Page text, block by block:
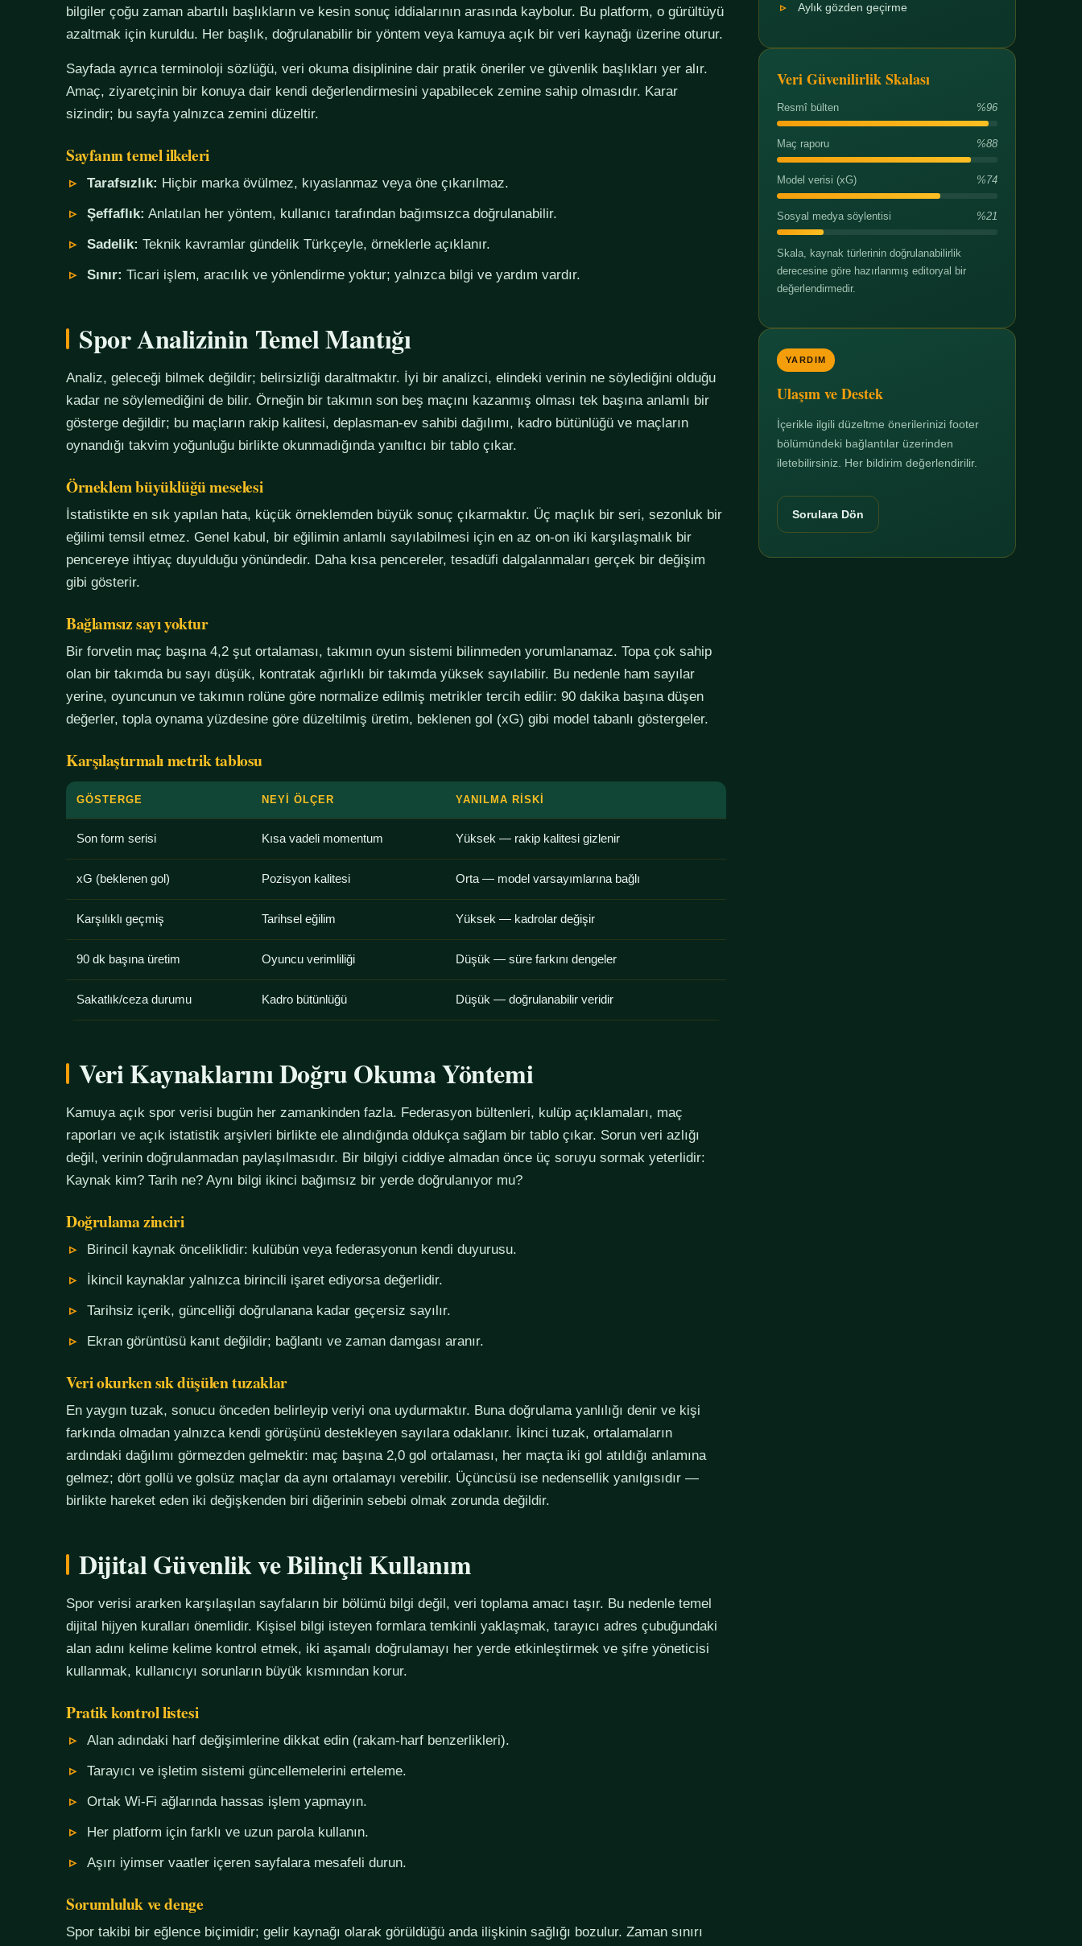
bilgiler çoğu zaman abartılı başlıkların ve kesin sonuç iddialarının arasında kaybolur. Bu platform, o gürültüyü
azaltmak için kuruldu. Her başlık, doğrulanabilir bir yöntem veya kamuya açık bir veri kaynağı üzerine oturur.
Sayfada ayrıca terminoloji sözlüğü, veri okuma disiplinine dair pratik öneriler ve güvenlik başlıkları yer alır.
Amaç, ziyaretçinin bir konuya dair kendi değerlendirmesini yapabilecek zemine sahip olmasıdır. Karar
sizindir; bu sayfa yalnızca zemini düzeltir.
Sayfanın temel ilkeleri
Tarafsızlık: Hiçbir marka övülmez, kıyaslanmaz veya öne çıkarılmaz.
Şeffaflık: Anlatılan her yöntem, kullanıcı tarafından bağımsızca doğrulanabilir.
Sadelik: Teknik kavramlar gündelik Türkçeyle, örneklerle açıklanır.
Sınır: Ticari işlem, aracılık ve yönlendirme yoktur; yalnızca bilgi ve yardım vardır.
Spor Analizinin Temel Mantığı
Analiz, geleceği bilmek değildir; belirsizliği daraltmaktır. İyi bir analizci, elindeki verinin ne söylediğini olduğu
kadar ne söylemediğini de bilir. Örneğin bir takımın son beş maçını kazanmış olması tek başına anlamlı bir
gösterge değildir; bu maçların rakip kalitesi, deplasman-ev sahibi dağılımı, kadro bütünlüğü ve maçların
oynandığı takvim yoğunluğu birlikte okunmadığında yanıltıcı bir tablo çıkar.
Örneklem büyüklüğü meselesi
İstatistikte en sık yapılan hata, küçük örneklemden büyük sonuç çıkarmaktır. Üç maçlık bir seri, sezonluk bir
eğilimi temsil etmez. Genel kabul, bir eğilimin anlamlı sayılabilmesi için en az on-on iki karşılaşmalık bir
pencereye ihtiyaç duyulduğu yönündedir. Daha kısa pencereler, tesadüfi dalgalanmaları gerçek bir değişim
gibi gösterir.
Bağlamsız sayı yoktur
Bir forvetin maç başına 4,2 şut ortalaması, takımın oyun sistemi bilinmeden yorumlanamaz. Topa çok sahip
olan bir takımda bu sayı düşük, kontratak ağırlıklı bir takımda yüksek sayılabilir. Bu nedenle ham sayılar
yerine, oyuncunun ve takımın rolüne göre normalize edilmiş metrikler tercih edilir: 90 dakika başına düşen
değerler, topla oynama yüzdesine göre düzeltilmiş üretim, beklenen gol (xG) gibi model tabanlı göstergeler.
Karşılaştırmalı metrik tablosu
GÖSTERGE NEYI ÖLÇER YANILMA RISKI
Son form serisi Kısa vadeli momentum Yüksek — rakip kalitesi gizlenir
xG (beklenen gol) Pozisyon kalitesi Orta — model varsayımlarına bağlı
Karşılıklı geçmiş Tarihsel eğilim Yüksek — kadrolar değişir
90 dk başına üretim Oyuncu verimliliği Düşük — süre farkını dengeler
Sakatlık/ceza durumu Kadro bütünlüğü Düşük — doğrulanabilir veridir
Veri Kaynaklarını Doğru Okuma Yöntemi
Kamuya açık spor verisi bugün her zamankinden fazla. Federasyon bültenleri, kulüp açıklamaları, maç
raporları ve açık istatistik arşivleri birlikte ele alındığında oldukça sağlam bir tablo çıkar. Sorun veri azlığı
değil, verinin doğrulanmadan paylaşılmasıdır. Bir bilgiyi ciddiye almadan önce üç soruyu sormak yeterlidir:
Kaynak kim? Tarih ne? Aynı bilgi ikinci bağımsız bir yerde doğrulanıyor mu?
Doğrulama zinciri
Birincil kaynak önceliklidir: kulübün veya federasyonun kendi duyurusu.
İkincil kaynaklar yalnızca birincili işaret ediyorsa değerlidir.
Tarihsiz içerik, güncelliği doğrulanana kadar geçersiz sayılır.
Ekran görüntüsü kanıt değildir; bağlantı ve zaman damgası aranır.
Veri okurken sık düşülen tuzaklar
En yaygın tuzak, sonucu önceden belirleyip veriyi ona uydurmaktır. Buna doğrulama yanlılığı denir ve kişi
farkında olmadan yalnızca kendi görüşünü destekleyen sayılara odaklanır. İkinci tuzak, ortalamaların
ardındaki dağılımı görmezden gelmektir: maç başına 2,0 gol ortalaması, her maçta iki gol atıldığı anlamına
gelmez; dört gollü ve golsüz maçlar da aynı ortalamayı verebilir. Üçüncüsü ise nedensellik yanılgısıdır —
birlikte hareket eden iki değişkenden biri diğerinin sebebi olmak zorunda değildir.
Dijital Güvenlik ve Bilinçli Kullanım
Spor verisi ararken karşılaşılan sayfaların bir bölümü bilgi değil, veri toplama amacı taşır. Bu nedenle temel
dijital hijyen kuralları önemlidir. Kişisel bilgi isteyen formlara temkinli yaklaşmak, tarayıcı adres çubuğundaki
alan adını kelime kelime kontrol etmek, iki aşamalı doğrulamayı her yerde etkinleştirmek ve şifre yöneticisi
kullanmak, kullanıcıyı sorunların büyük kısmından korur.
Pratik kontrol listesi
Alan adındaki harf değişimlerine dikkat edin (rakam-harf benzerlikleri).
Tarayıcı ve işletim sistemi güncellemelerini erteleme.
Ortak Wi-Fi ağlarında hassas işlem yapmayın.
Her platform için farklı ve uzun parola kullanın.
Aşırı iyimser vaatler içeren sayfalara mesafeli durun.
Sorumluluk ve denge
Spor takibi bir eğlence biçimidir; gelir kaynağı olarak görüldüğü anda ilişkinin sağlığı bozulur. Zaman sınırı
Aylık gözden geçirme
Veri Güvenilirlik Skalası
Resmî bülten %96
Maç raporu %88
Model verisi (xG) %74
Sosyal medya söylentisi %21
Skala, kaynak türlerinin doğrulanabilirlik
derecesine göre hazırlanmış editoryal bir
değerlendirmedir.
YARDIM
Ulaşım ve Destek
İçerikle ilgili düzeltme önerilerinizi footer
bölümündeki bağlantılar üzerinden
iletebilirsiniz. Her bildirim değerlendirilir.
Sorulara Dön